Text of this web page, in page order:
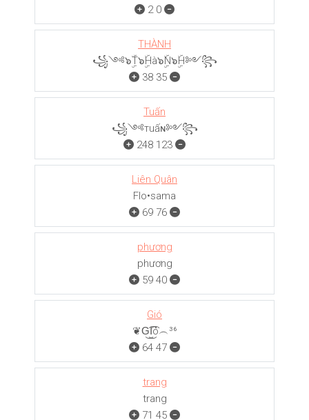
2 0
THÀNH
꧁༺๖ۣۜT๖ۣۜHà๖ۣۜN๖ۣۜH༻꧂
38 35
Tuấn
꧁༺тuấɴ༻꧂
248 123
Liên Quân
Flo•sama
69 76
phương
phương
59 40
Gió
❦G͜͡I͜͡ó︵³⁶
64 47
trang
trang
71 45